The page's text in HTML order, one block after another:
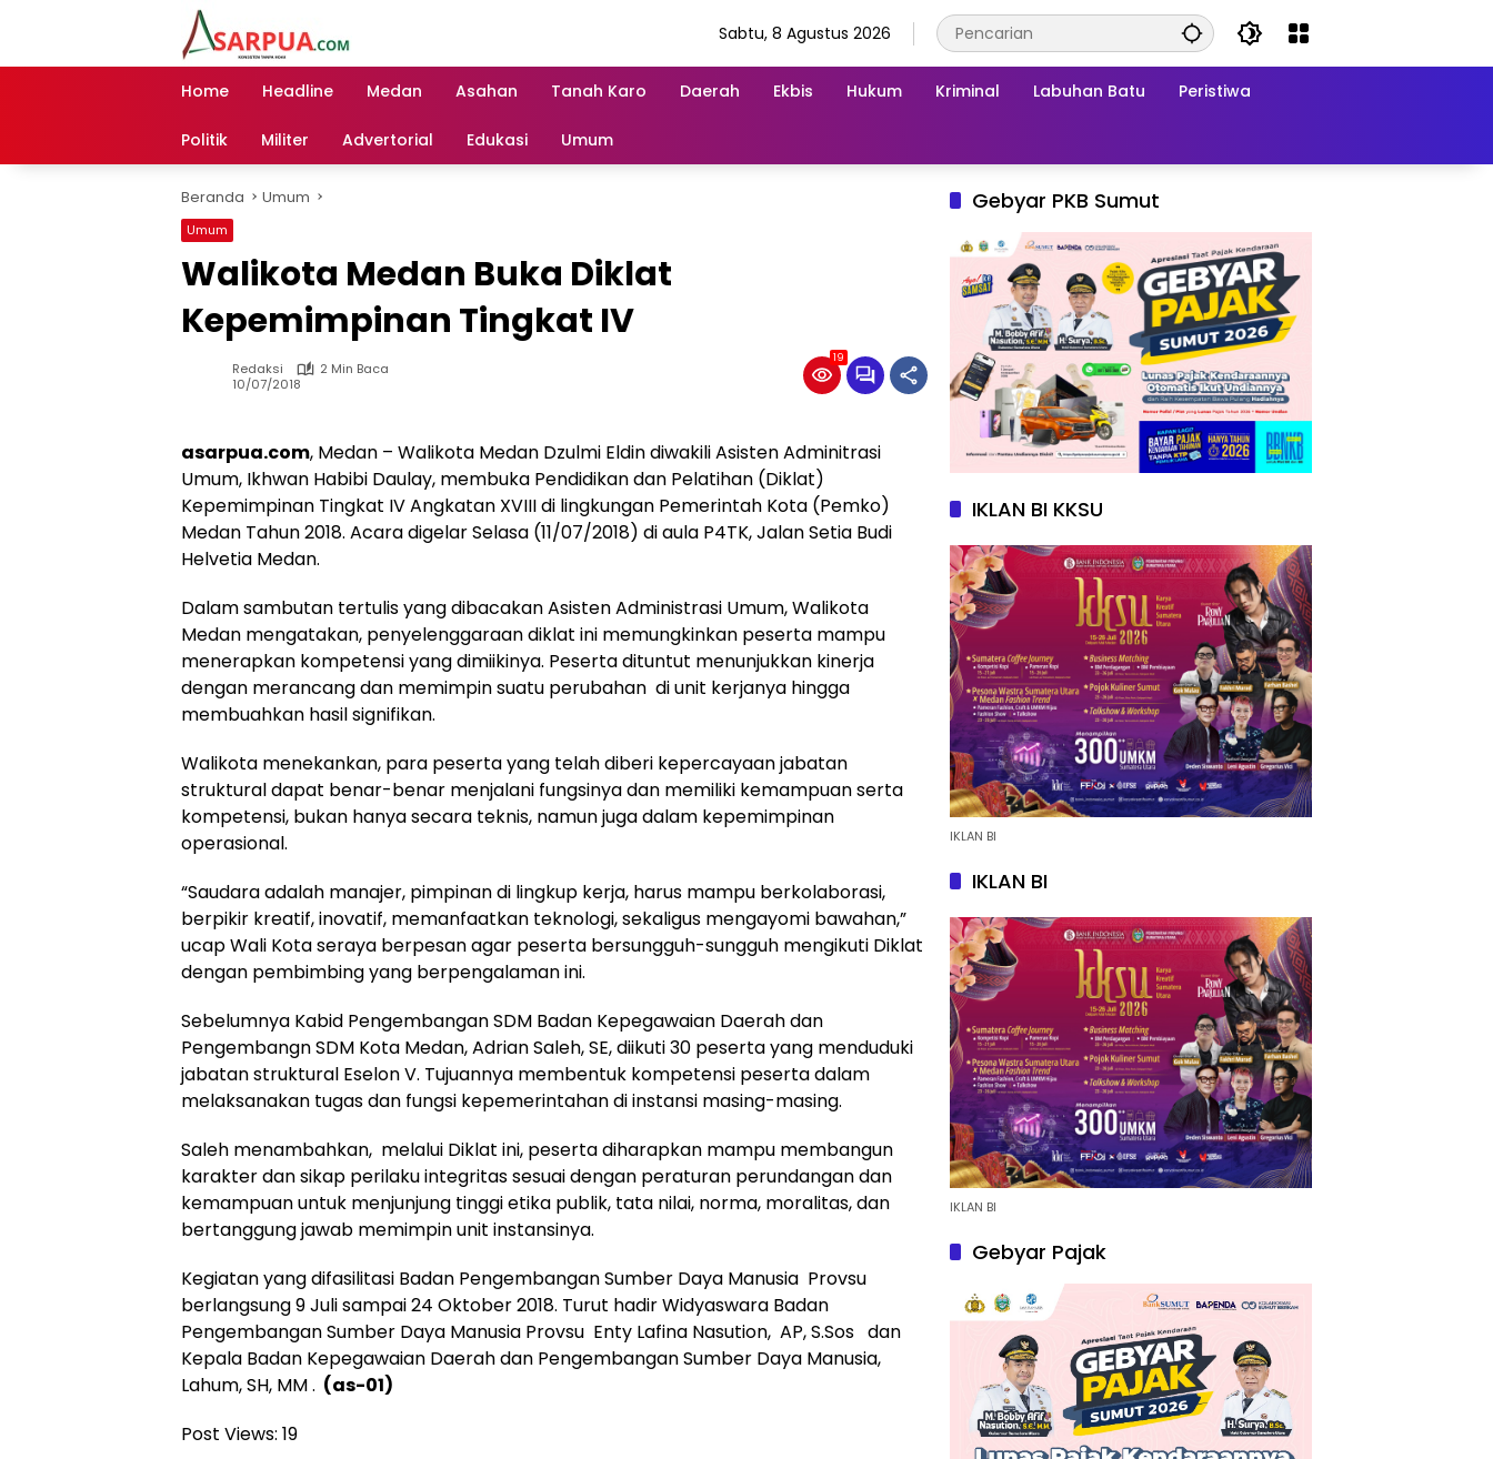
Sabtu, 8 Agustus 2026
Home Headline Medan Asahan Tanah Karo Daerah Ekbis Hukum Kriminal Labuhan Batu Peristiwa
Politik Militer Advertorial Edukasi Umum
Beranda Umum
Umum
Walikota Medan Buka Diklat
Kepemimpinan Tingkat IV
Redaksi
2 Min Baca
10/07/2018
19
asarpua.com, Medan – Walikota Medan Dzulmi Eldin diwakili Asisten Adminitrasi
Umum, Ikhwan Habibi Daulay, membuka Pendidikan dan Pelatihan (Diklat)
Kepemimpinan Tingkat IV Angkatan XVIII di lingkungan Pemerintah Kota (Pemko)
Medan Tahun 2018. Acara digelar Selasa (11/07/2018) di aula P4TK, Jalan Setia Budi
Helvetia Medan.
Dalam sambutan tertulis yang dibacakan Asisten Administrasi Umum, Walikota
Medan mengatakan, penyelenggaraan diklat ini memungkinkan peserta mampu
menerapkan kompetensi yang dimiikinya. Peserta dituntut menunjukkan kinerja
dengan merancang dan memimpin suatu perubahan di unit kerjanya hingga
membuahkan hasil signifikan.
Walikota menekankan, para peserta yang telah diberi kepercayaan jabatan
struktural dapat benar-benar menjalani fungsinya dan memiliki kemampuan serta
kompetensi, bukan hanya secara teknis, namun juga dalam kepemimpinan
operasional.
“Saudara adalah manajer, pimpinan di lingkup kerja, harus mampu berkolaborasi,
berpikir kreatif, inovatif, memanfaatkan teknologi, sekaligus mengayomi bawahan,”
ucap Wali Kota seraya berpesan agar peserta bersungguh-sungguh mengikuti Diklat
dengan pembimbing yang berpengalaman ini.
Sebelumnya Kabid Pengembangan SDM Badan Kepegawaian Daerah dan
Pengembangn SDM Kota Medan, Adrian Saleh, SE, diikuti 30 peserta yang menduduki
jabatan struktural Eselon V. Tujuannya membentuk kompetensi peserta dalam
melaksanakan tugas dan fungsi kepemerintahan di instansi masing-masing.
Saleh menambahkan, melalui Diklat ini, peserta diharapkan mampu membangun
karakter dan sikap perilaku integritas sesuai dengan peraturan perundangan dan
kemampuan untuk menjunjung tinggi etika publik, tata nilai, norma, moralitas, dan
bertanggung jawab memimpin unit instansinya.
Kegiatan yang difasilitasi Badan Pengembangan Sumber Daya Manusia Provsu
berlangsung 9 Juli sampai 24 Oktober 2018. Turut hadir Widyaswara Badan
Pengembangan Sumber Daya Manusia Provsu Enty Lafina Nasution, AP, S.Sos dan
Kepala Badan Kepegawaian Daerah dan Pengembangan Sumber Daya Manusia,
Lahum, SH, MM . (as-01)
Post Views: 19
Gebyar PKB Sumut
IKLAN BI KKSU
IKLAN BI
IKLAN BI
IKLAN BI
Gebyar Pajak